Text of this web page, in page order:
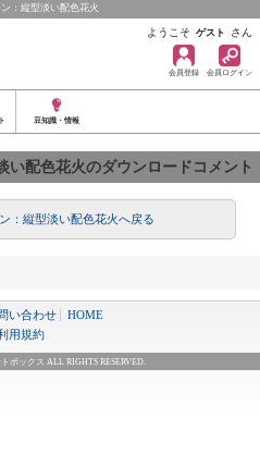
：縦型淡い配色花火
ようこそ ゲスト さん
会員登録 会員ログイン
豆知識・情報
い配色花火のダウンロードコメント
：縦型淡い配色花火へ戻る
い合わせ
HOME
用規約
ボックス ALL RIGHTS RESERVED.